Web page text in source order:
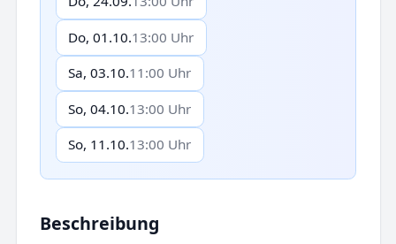
Do, 01.10.13:00 Uhr
Sa, 03.10.11:00 Uhr
So, 04.10.13:00 Uhr
So, 11.10.13:00 Uhr
Beschreibung